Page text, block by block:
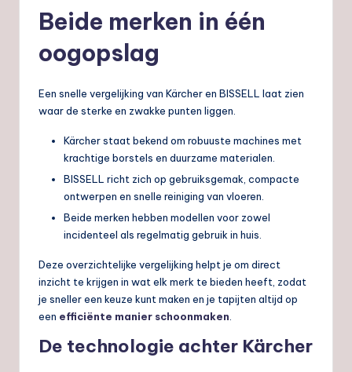
Beide merken in één
oogopslag
Een snelle vergelijking van Kärcher en BISSELL laat zien
waar de sterke en zwakke punten liggen.
Kärcher staat bekend om robuuste machines met
krachtige borstels en duurzame materialen.
BISSELL richt zich op gebruiksgemak, compacte
ontwerpen en snelle reiniging van vloeren.
Beide merken hebben modellen voor zowel
incidenteel als regelmatig gebruik in huis.
Deze overzichtelijke vergelijking helpt je om direct
inzicht te krijgen in wat elk merk te bieden heeft, zodat
je sneller een keuze kunt maken en je tapijten altijd op
een efficiënte manier schoonmaken
De technologie achter Kärcher